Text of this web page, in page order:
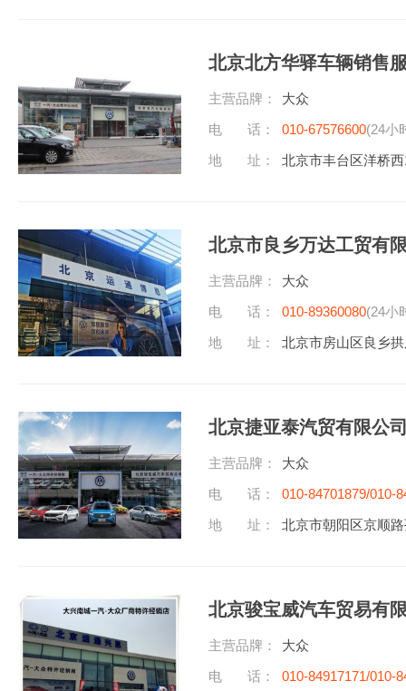
北京北方华驿车辆销售
主营品牌：
大众
电 话：
010-67576600(24小
地 址：
北京市丰台区洋桥
北京市良乡万达工贸有
主营品牌：
大众
电 话：
010-89360080(24小
地 址：
北京市房山区良乡
北京捷亚泰汽贸有限公
主营品牌：
大众
电 话：
010-84701879/010-
地 址：
北京市朝阳区京顺
北京骏宝威汽车贸易有
主营品牌：
大众
电 话：
010-84917171/010-